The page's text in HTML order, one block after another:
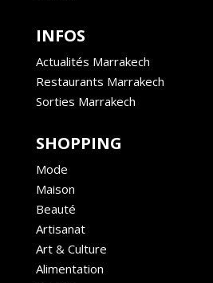
INFOS
Actualités Marrakech
Restaurants Marrakech
Sorties Marrakech
SHOPPING
Mode
Maison
Beauté
Artisanat
Art & Culture
Alimentation